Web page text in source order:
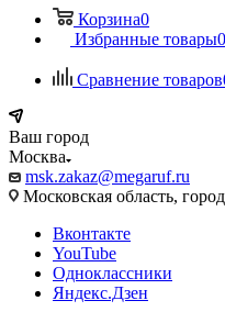
Корзина0
Избранные товары0
Сравнение товаров
Ваш город
Москва
msk.zakaz@megaruf.ru
Московская область,
Вконтакте
YouTube
Одноклассники
Яндекс.Дзен